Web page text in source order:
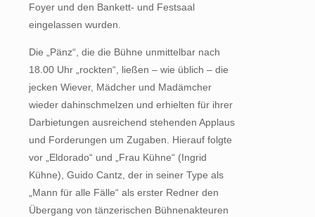
Foyer und den Bankett- und Festsaal
eingelassen wurden.
Die „Pänz“, die die Bühne unmittelbar nach
18.00 Uhr „rockten“, ließen – wie üblich – die
jecken Wiever, Mädcher und Madämcher
wieder dahinschmelzen und erhielten für ihrer
Darbietungen ausreichend stehenden Applaus
und Forderungen um Zugaben. Hierauf folgte
vor „Eldorado“ und „Frau Kühne“ (Ingrid
Kühne), Guido Cantz, der in seiner Type als
„Mann für alle Fälle“ als erster Redner den
Übergang von tänzerischen Bühnenakteuren